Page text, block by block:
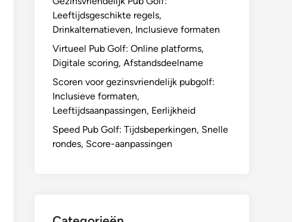
Leeftijdsgeschikte regels,
Drinkalternatieven, Inclusieve formaten
Virtueel Pub Golf: Online platforms,
Digitale scoring, Afstandsdeelname
Scoren voor gezinsvriendelijk pubgolf:
Inclusieve formaten,
Leeftijdsaanpassingen, Eerlijkheid
Speed Pub Golf: Tijdsbeperkingen, Snelle
rondes, Score-aanpassingen